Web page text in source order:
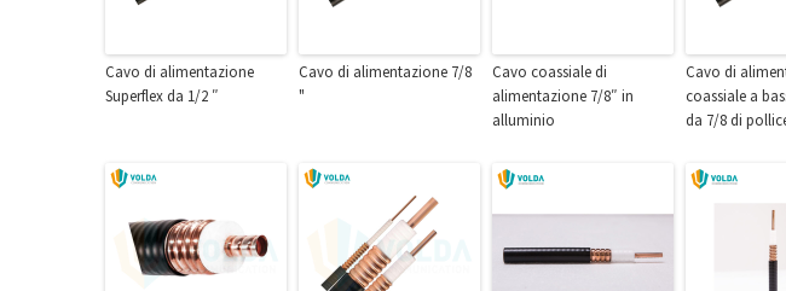
Cavo di alimentazione
Superflex da 1/2 ″
Cavo di alimentazione 7/8
"
Cavo coassiale di
alimentazione 7/8″ in
alluminio
Cavo di
coassiale a
da 7/8 di